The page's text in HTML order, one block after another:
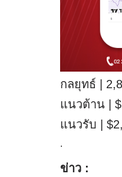
กลยุทธ์ |
แนวต้าน |
แนวรับ |
.
ข่าว :